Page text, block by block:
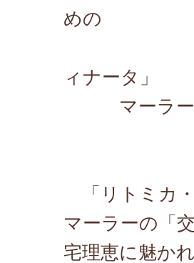
めの
ィナータ」
マーラー／
「リトミカ
マーラーの「
宅理恵に魅か